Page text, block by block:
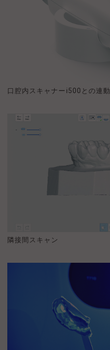
口腔内スキャナーi500との連動
隣接間スキャン